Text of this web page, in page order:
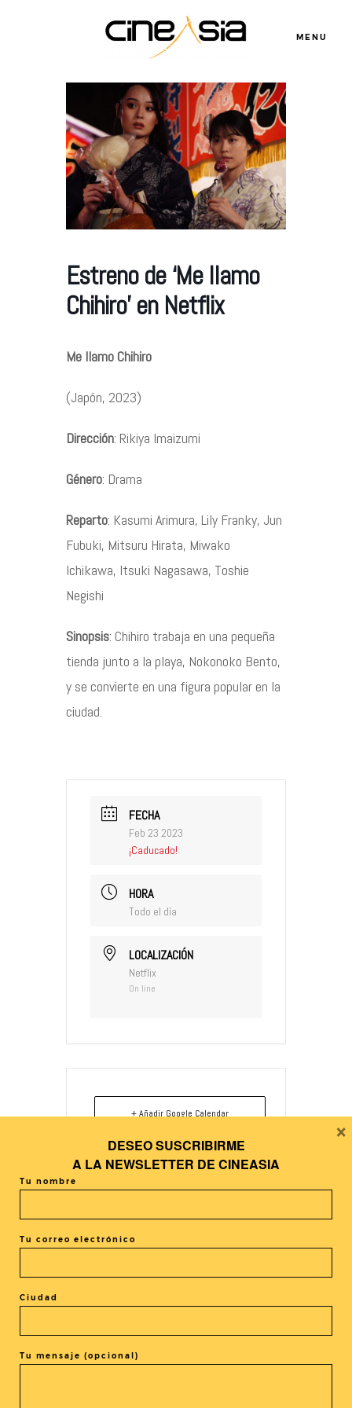
MENU
Estreno de ‘Me llamo
Chihiro’ en Netflix
Me llamo Chihiro
(Japón, 2023)
Dirección: Rikiya Imaizumi
Género: Drama
Reparto: Kasumi Arimura, Lily Franky, Jun
Fubuki, Mitsuru Hirata, Miwako
Ichikawa, Itsuki Nagasawa, Toshie
Negishi
Sinopsis: Chihiro trabaja en una pequeña
tienda junto a la playa, Nokonoko Bento,
y se convierte en una figura popular en la
ciudad.
FECHA
Feb 23 2023
¡Caducado!
HORA
Todo el día
LOCALIZACIÓN
Netflix
On line
+ Añadir Google Calendar
+ exportación iCal / Outlook
NETFLIX
Servicios
©2026 COPYRIGHT FLOTHEMES
DESEO SUSCRIBIRME
A LA NEWSLETTER DE CINEASIA
Tu nombre
Tu correo electrónico
Ciudad
Tu mensaje (opcional)
×